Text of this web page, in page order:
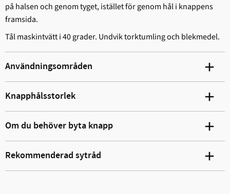
på halsen och genom tyget, istället för genom hål i knappens
framsida.
Tål maskintvätt i 40 grader. Undvik torktumling och blekmedel.
Användningsområden
Knapphålsstorlek
Om du behöver byta knapp
Rekommenderad sytråd